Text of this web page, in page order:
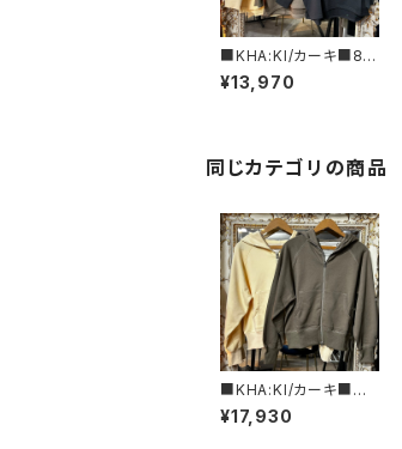
■KHA:KI/カーキ■8分
袖スウェットシャツ■MI
L26HCS3473■
¥13,970
同じカテゴリの商品
■KHA:KI/カーキ■ジ
ップアップフーディー■
MIL26HCS3473■
¥17,930